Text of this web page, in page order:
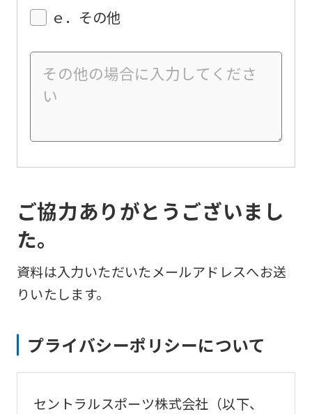
ｅ．その他
ご協力ありがとうございまし
た。
資料は入力いただいたメールアドレスへお送
りいたします。
プライバシーポリシーについて
セントラルスポーツ株式会社（以下、